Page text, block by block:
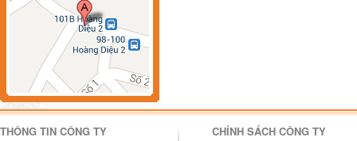
THÔNG TIN CÔNG TY CHÍNH SÁCH CÔNG TY